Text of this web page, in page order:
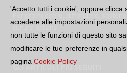
Per promuovere, diffondere,
cultura italiana
GLI ARTICOLI PIÙ SEGUITI
'Accetto tutti i cookie', oppure clicca
accedere alle impostazioni
non tutte le funzioni di questo sito
modificare le tue preferenze in
pagina Cookie Policy